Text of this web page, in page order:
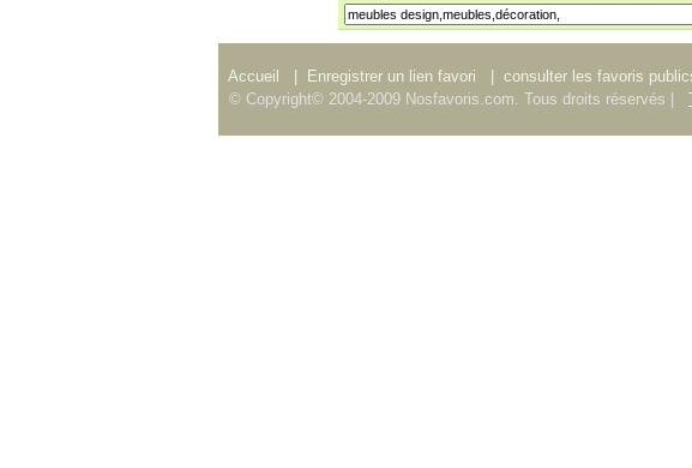
Accueil | Enregistrer un lien favori | consulter les favoris
© Copyright© 2004-2009 Nosfavoris.com. Tous droits réservés |